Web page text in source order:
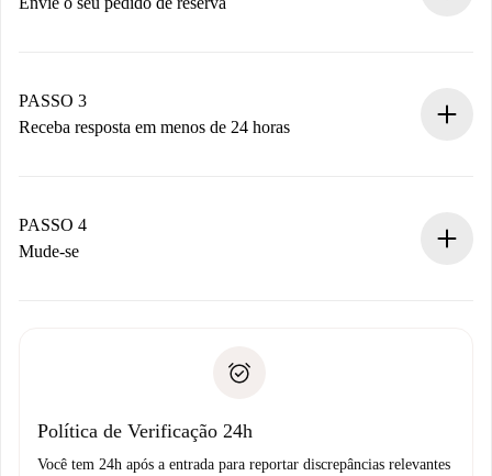
Não cobramos nada até que o proprietário confirme.
PASSO 3
Receba resposta em menos de 24 horas
proprietário.
Se recusada: não cobraremos nada e ofereceremos
Débito direto bancário
PASSO 4
Mude-se
não comunicar nenhum problema.
Política de Verificação 24h
Você tem 24h após a entrada para reportar discrepâncias relevantes